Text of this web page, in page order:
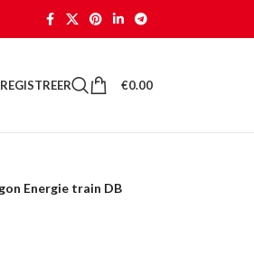
€0.00
Energie train DB